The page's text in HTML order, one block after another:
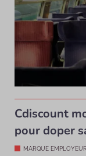
Cdiscount
pour doper
MARQUE EMPLOYEUR